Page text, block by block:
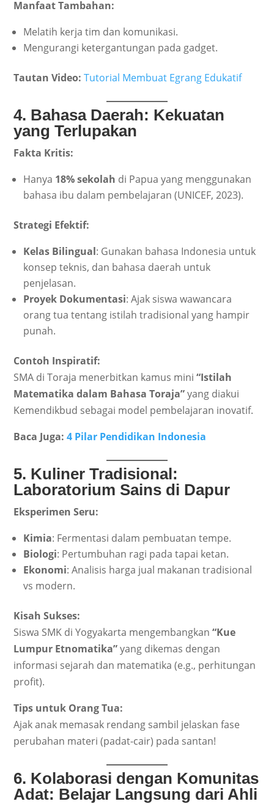
Manfaat Tambahan:
Melatih kerja tim dan komunikasi.
Mengurangi ketergantungan pada gadget.
Tautan Video: Tutorial Membuat Egrang Edukatif
4. Bahasa Daerah: Kekuatan
yang Terlupakan
Fakta Kritis:
Hanya 18% sekolah di Papua yang menggunakan
bahasa ibu dalam pembelajaran (UNICEF, 2023).
Strategi Efektif:
Kelas Bilingual: Gunakan bahasa Indonesia untuk
konsep teknis, dan bahasa daerah untuk
penjelasan.
Proyek Dokumentasi: Ajak siswa wawancara
orang tua tentang istilah tradisional yang hampir
punah.
Contoh Inspiratif:
SMA di Toraja menerbitkan kamus mini“Istilah
Matematika dalam Bahasa Toraja”yang diakui
Kemendikbud sebagai model pembelajaran inovatif.
Baca Juga:4 Pilar Pendidikan Indonesia
5. Kuliner Tradisional:
Laboratorium Sains di Dapur
Eksperimen Seru:
Kimia: Fermentasi dalam pembuatan tempe.
Biologi: Pertumbuhan ragi pada tapai ketan.
Ekonomi: Analisis harga jual makanan tradisional
vs modern.
Kisah Sukses:
Siswa SMK di Yogyakarta mengembangkan“Kue
Lumpur Etnomatika”yang dikemas dengan
informasi sejarah dan matematika (e.g., perhitungan
profit).
Tips untuk Orang Tua:
Ajak anak memasak rendang sambil jelaskan fase
perubahan materi (padat-cair) pada santan!
6. Kolaborasi dengan Komunitas
Adat: Belajar Langsung dari Ahli